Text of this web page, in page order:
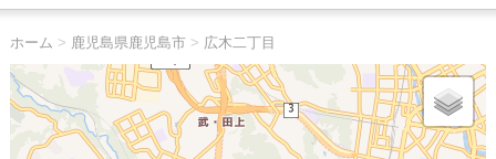
ホーム > 鹿児島県鹿児島市> 広木二丁目